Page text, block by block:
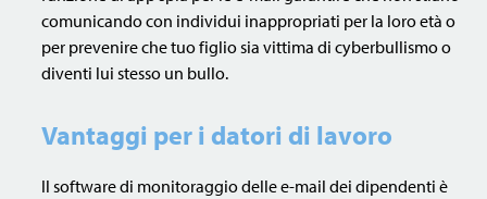
comunicando con individui inappropriati per la loro età o
per prevenire che tuo figlio sia vittima di cyberbullismo o
diventi lui stesso un bullo.
Vantaggi per i datori di lavoro
Il software di monitoraggio delle e-mail dei dipendenti è